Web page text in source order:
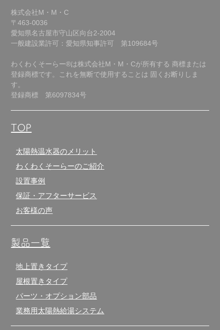
株式会社M・M・C
〒463-0036
愛知県名古屋市守山区向台2-2004
一般建設業許可：愛知県知事許可 第109684号
わくわくそーらー®は株式会社M・M・Cが所有する 商標または
登録商標です。これを無断で使用することは 固くお断りしま
す。
登録商標 第6097834号
TOP
太陽熱温水器のメリット
わくわくそーらーのご紹介
設置事例
保証・アフターサービス
お客様の声
製品一覧
地上置きタイプ
屋根置きタイプ
パーツ・オプション部品
業務用太陽熱給湯システム